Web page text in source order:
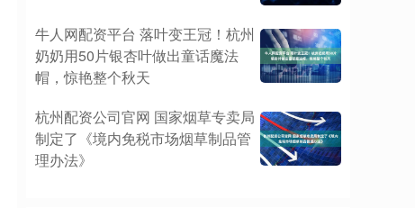
牛人网配资平台 落叶变王冠！杭州
奶奶用50片银杏叶做出童话魔法
帽，惊艳整个秋天
杭州配资公司官网 国家烟草专卖局
制定了《境内免税市场烟草制品管
理办法》